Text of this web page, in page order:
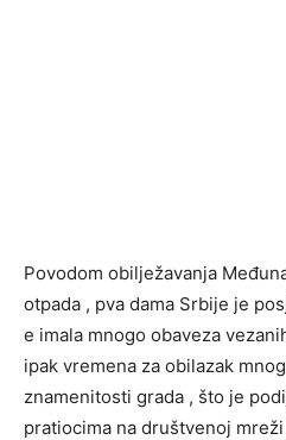
Povodom obilježavanja
otpada , pva dama Srbije je
e imala mnogo obaveza
ipak vremena za obilazak
znamenitosti grada , što je
pratiocima na društvenoj